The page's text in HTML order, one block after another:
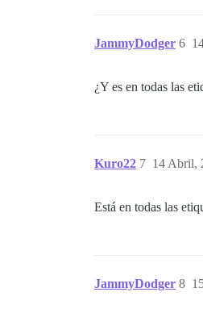
JammyDodger 6
¿Y es en todas las
Kuro22 14 Abril,
7
Está en todas las
JammyDodger 8